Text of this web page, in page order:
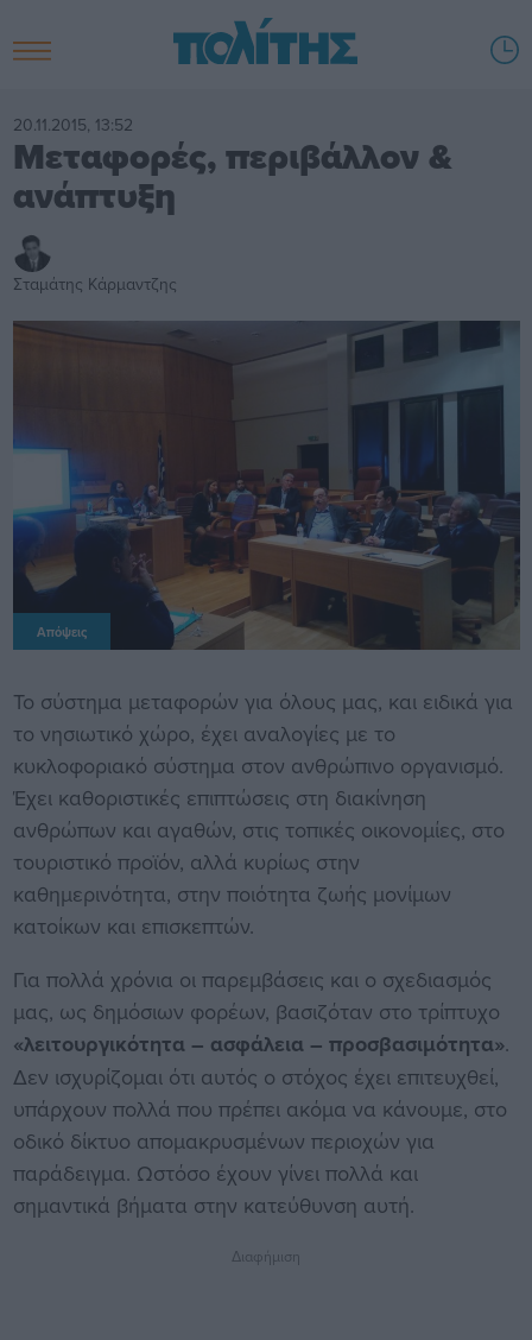
20.11.2015, 13:52
Μεταφορές, περιβάλλον &
ανάπτυξη
Σταμάτης Κάρμαντζης
Απόψεις
Το σύστημα μεταφορών για όλους μας, και ειδικά για
το νησιωτικό χώρο, έχει αναλογίες με το
κυκλοφοριακό σύστημα στον ανθρώπινο οργανισμό.
Έχει καθοριστικές επιπτώσεις στη διακίνηση
ανθρώπων και αγαθών, στις τοπικές οικονομίες, στο
τουριστικό προϊόν, αλλά κυρίως στην
καθημερινότητα, στην ποιότητα ζωής μονίμων
κατοίκων και επισκεπτών.
Για πολλά χρόνια οι παρεμβάσεις και ο σχεδιασμός
μας, ως δημόσιων φορέων, βασιζόταν στο τρίπτυχο
«λειτουργικότητα – ασφάλεια – προσβασιμότητα».
Δεν ισχυρίζομαι ότι αυτός ο στόχος έχει επιτευχθεί,
υπάρχουν πολλά που πρέπει ακόμα να κάνουμε, στο
οδικό δίκτυο απομακρυσμένων περιοχών για
παράδειγμα. Ωστόσο έχουν γίνει πολλά και
σημαντικά βήματα στην κατεύθυνση αυτή.
Διαφήμιση